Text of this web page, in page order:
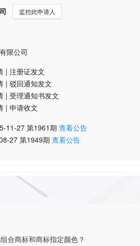
监控此申请人
限公司
| 注册证发文
| 驳回通知发文
| 受理通知书发文
| 申请收文
11-27 第1961期 查看公告
27第1949期 查看公告
合商标和商标指定颜色？